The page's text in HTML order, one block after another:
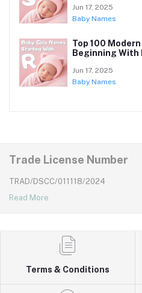
Jun 17, 2025
Baby Names
Top 100
Beginning With
Jun 17, 2025
Baby Names
Trade License Number
TRAD/DSCC/011118/2024
Read More
Terms & Conditions